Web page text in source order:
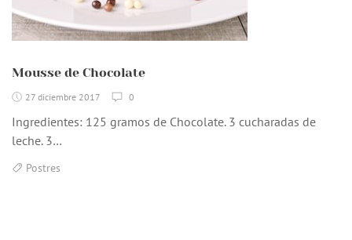
Mousse de Chocolate
27 diciembre 2017 0
Ingredientes: 125 gramos de Chocolate. 3 cucharadas de
leche. 3…
Postres